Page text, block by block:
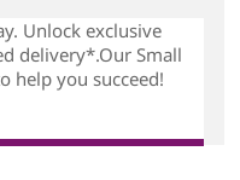
Unlock exclusive
delivery*.Our Small
help you succeed!